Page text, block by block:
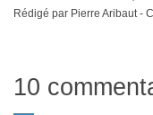
Rédigé par Pierre Aribaut -
10